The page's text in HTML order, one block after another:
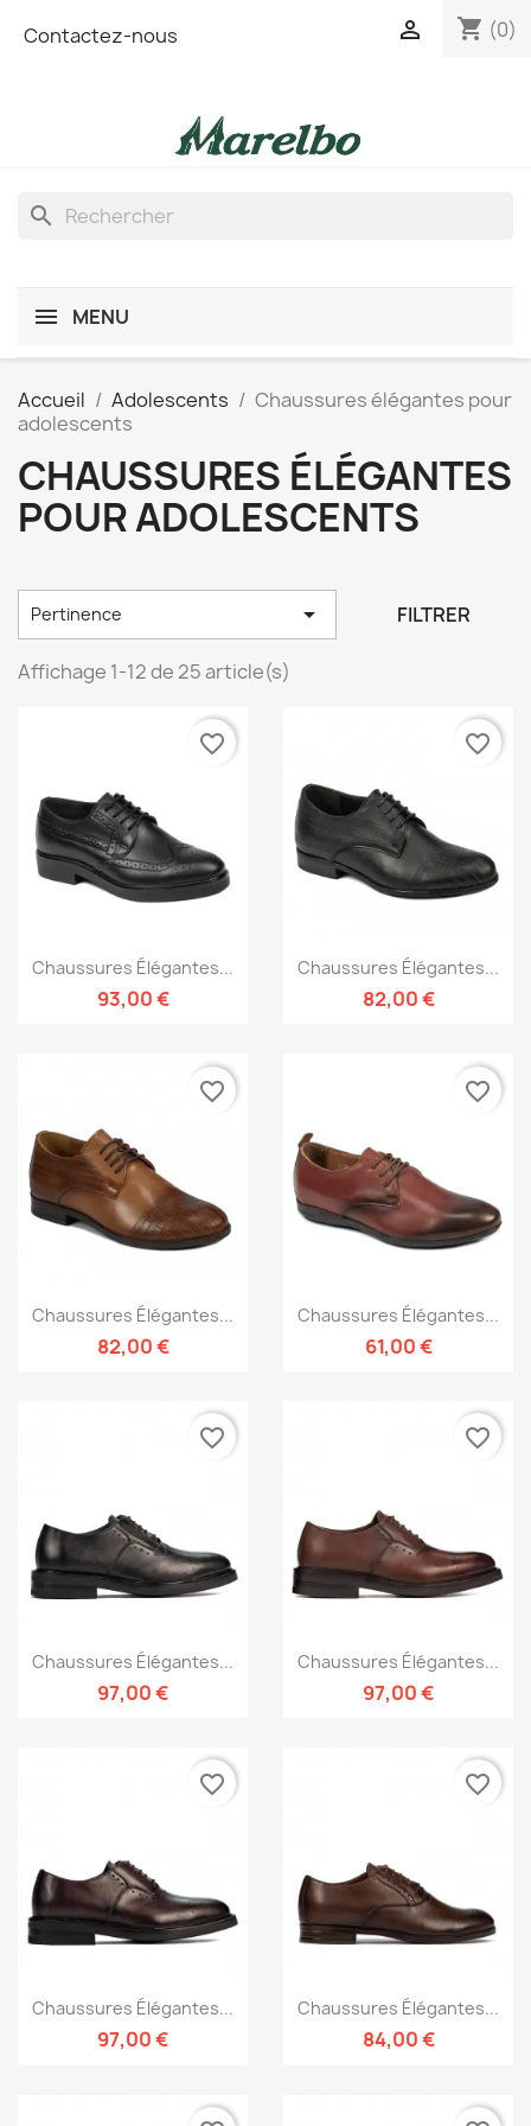
Contactez-nous shopping_cart (0)

search
MENU
Accueil Adolescents
Chaussures élégantes pour
adolescents
CHAUSSURES ÉLÉGANTES
POUR ADOLESCENTS
Pertinence  FILTRER
Affichage 1-12 de 25 article(s)
Chaussures Élégantes...
93,00 €
favorite_border
Chaussures Élégantes...
82,00 €
favorite_border
Chaussures Élégantes...
82,00 €
favorite_border
Chaussures Élégantes...
61,00 €
favorite_border
Chaussures Élégantes...
97,00 €
favorite_border
Chaussures Élégantes...
97,00 €
favorite_border
Chaussures Élégantes...
97,00 €
favorite_border
Chaussures Élégantes...
84,00 €
favorite_border